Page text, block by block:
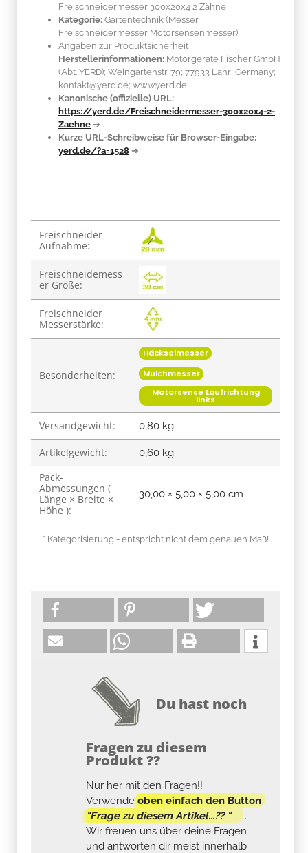
Freischneidermesser 300x20x4 2 Zähne
Kategorie: Gartentechnik (Messer
Freischneidermesser Motorsensenmesser)
Angaben zur Produktsicherheit
Herstellerinformationen: Motorgeräte Fischer GmbH
(Abt. YERD); Weingartenstr. 79; 77933 Lahr; Germany;
kontakt@yerd.de; www.yerd.de
Kanonische (offizielle) URL:
https://yerd.de/Freischneidermesser-300x20x4-2-
Zaehne ➔
Kurze URL-Schreibweise für Browser-Eingabe:
yerd.de/?a=1528 ➔
Produkteigenschaft
Wert
Freischneider
Aufnahme:
Freischneidemess
er Größe:
Freischneider
Messerstärke:
Besonderheiten:
Häckselmesser
Mulchmesser
Motorsense Laufrichtung
links
Versandgewicht: 0,80 kg
Artikelgewicht: 0,60 kg
Pack-
Abmessungen (
Länge × Breite ×
Höhe ):
30,00 × 5,00 × 5,00 cm
* Kategorisierung - entspricht nicht dem genauen Maß!
Du hast noch
Fragen zu diesem
Produkt ??
Nur her mit den Fragen!!
Verwendeoben einfach den Button
"Frage zu diesem Artikel...?? "
.
Wir freuen uns über deine Fragen
und antworten dir meist innerhalb